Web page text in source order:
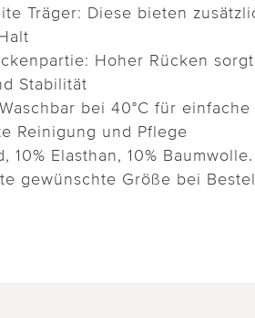
Träger: Diese bieten
Hoher Rücken
Stabilität
bei 40°C für einfache
Reinigung und Pflege
10% Elasthan, 10%
gewünschte Größe bei